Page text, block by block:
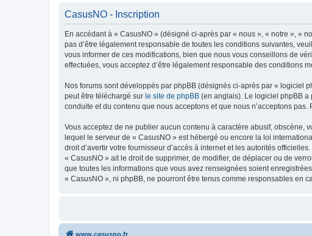
CasusNO - Inscription
En accédant à « CasusNO » (désigné ci-après par « nous », « notre », «
pas d’être légalement responsable de toutes les conditions suivantes,
vous informer de ces modifications, bien que nous vous conseillons de
effectuées, vous acceptez d’être légalement responsable des conditions
Nos forums sont développés par phpBB (désignés ci-après par « logiciel
peut être téléchargé sur le site de phpBB (en anglais). Le logiciel phpBB a
conduite et du contenu que nous acceptons et que nous n’acceptons
Vous acceptez de ne publier aucun contenu à caractère abusif,
lequel le serveur de « CasusNO » est hébergé ou encore la loi
droit d’avertir votre fournisseur d’accès à internet et les autorités
« CasusNO » ait le droit de supprimer, de modifier, de déplacer ou de
que toutes les informations que vous avez renseignées soient
« CasusNO », ni phpBB, ne pourront être tenus comme responsables en
www.casusno.fr